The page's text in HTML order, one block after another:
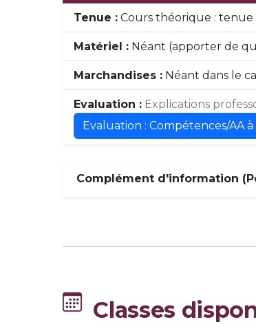
Tenue : Cours théorique :
Matériel : Néant (apporter de
Marchandises : Néant dans le
Evaluation : Explications
Evaluation : Compétences/AA
Complément d'information
Classes